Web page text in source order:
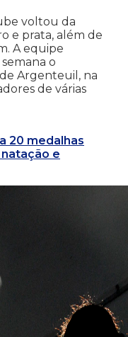
voltou da
e prata, além de
A equipe
o
de Argenteuil, na
de várias
20 medalhas
e